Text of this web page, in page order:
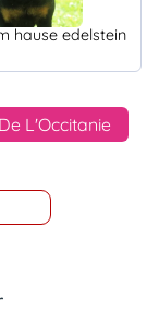
hause edelstein
L'Occitanie